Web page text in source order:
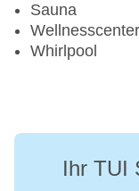
Sauna
Whirlpool
Ihr TUI